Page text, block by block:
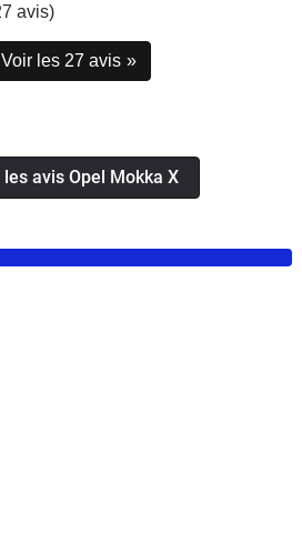
avis)
Voir les 27 avis »
avis Opel Mokka X